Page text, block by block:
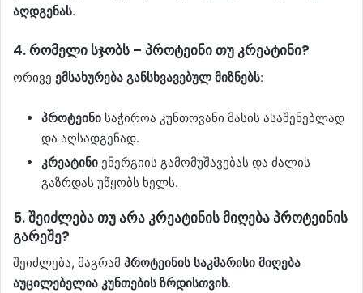
აღდგენას.
4.რომელი სჯობს – პროტეინი თუ კრეატინი?
ორივე ემსახურება განსხვავებულ მიზნებს:
პროტეინი საჭიროა კუნთოვანი მასის ასაშენებლად
და აღსადგენად.
კრეატინი ენერგიის გამომუშავებას და ძალის
გაზრდას უწყობს ხელს.
5.შეიძლება თუ არა კრეატინის მიღება პროტეინის
გარეშე?
შეიძლება, მაგრამ პროტეინის საკმარისი მიღება
აუცილებელია კუნთების ზრდისთვის.